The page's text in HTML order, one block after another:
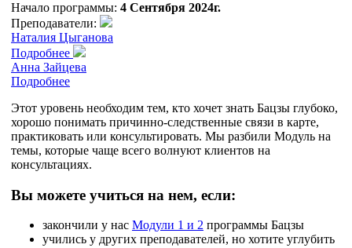
Начало программы: 4 Сентября 2024г.
Преподаватели:
Наталия Цыганова
Подробнее
Анна Зайцева
Подробнее
Этот уровень необходим тем, кто хочет знать Бацзы глубоко,
хорошо понимать причинно-следственные связи в карте,
практиковать или консультировать. Мы разбили Модуль на
темы, которые чаще всего волнуют клиентов на
консультациях.
Вы можете учиться на нем, если:
закончили у нас Модули 1 и 2 программы Бацзы
учились у других преподавателей, но хотите углубить